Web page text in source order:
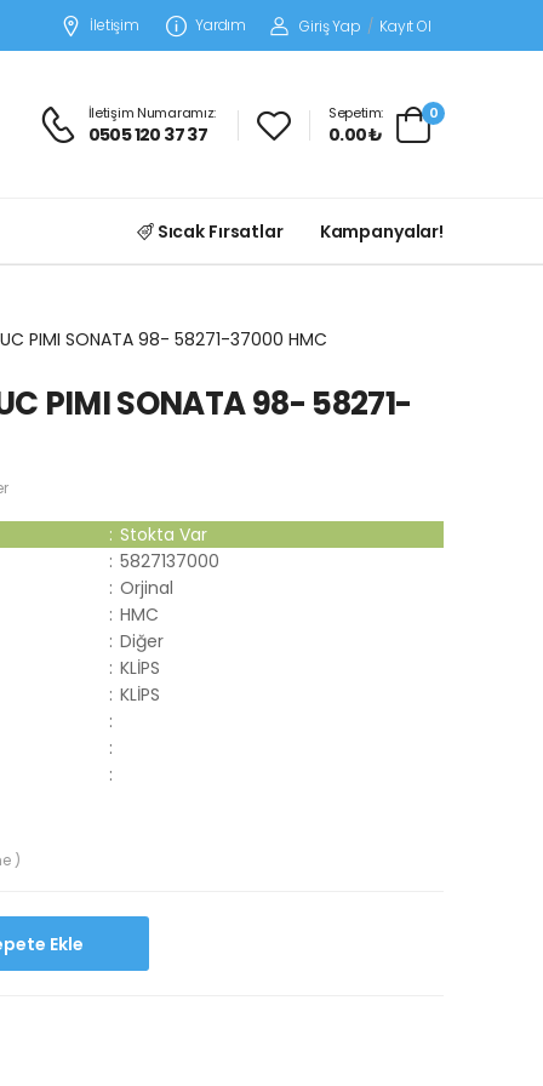
İletişim Yardım Giriş Yap / Kayıt Ol
İletişim Numaramız:
0505 120 37 37
Sepetim:
0.00 ₺
0
Sıcak Fırsatlar Kampanyalar!
PIMI SONATA 98- 58271-37000 HMC
PIMI SONATA 98- 58271-
: Stokta Var
: 5827137000
: Orjinal
: HMC
: Diğer
: KLİPS
: KLİPS
:
:
:
)
Sepete Ekle